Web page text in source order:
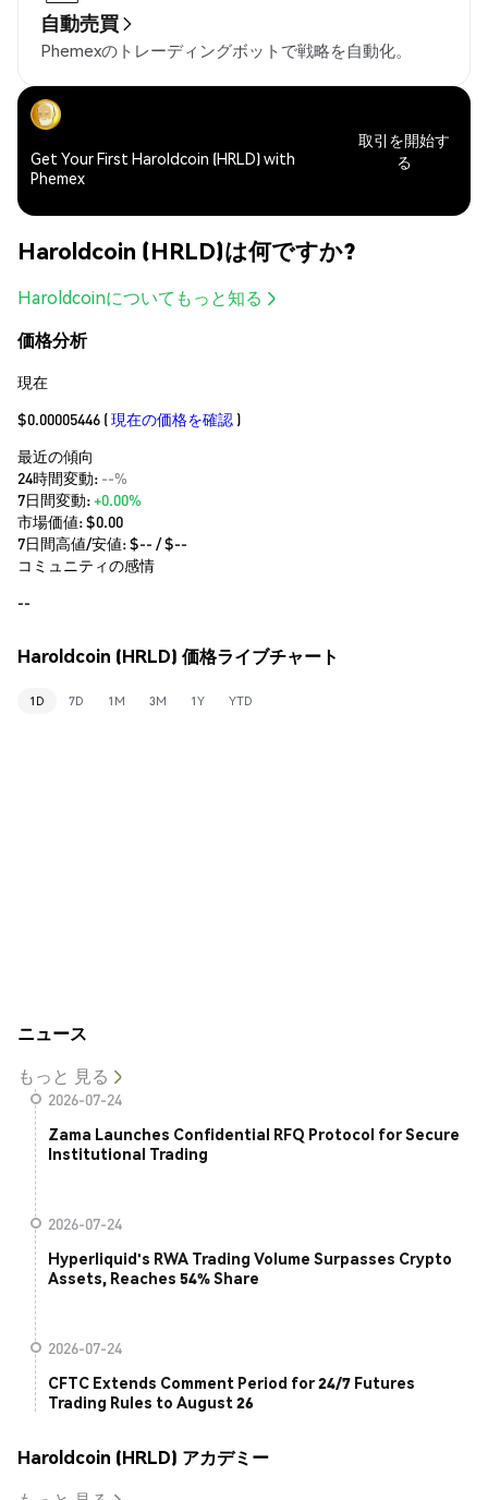
自動売買
Phemexのトレーディングボットで戦略を自動化。
Get Your First Haroldcoin (HRLD) with
Phemex
取引を開始す
る
Haroldcoin (HRLD)は何ですか?
Haroldcoinについてもっと知る
価格分析
現在
$0.00005446 (現在の価格を確認 )
最近の傾向
24時間変動: --%
7日間変動:+0.00%
市場価値:$0.00
7日間高値/安値: $-- / $--
コミュニティの感情
--
Haroldcoin (HRLD) 価格ライブチャート
1D 7D 1M 3M 1Y YTD
ニュース
もっと 見る
2026-07-24
Zama Launches Confidential RFQ Protocol for Secure
Institutional Trading
2026-07-24
Hyperliquid's RWA Trading Volume Surpasses Crypto
Assets, Reaches 54% Share
2026-07-24
CFTC Extends Comment Period for 24/7 Futures
Trading Rules to August 26
Haroldcoin (HRLD) アカデミー